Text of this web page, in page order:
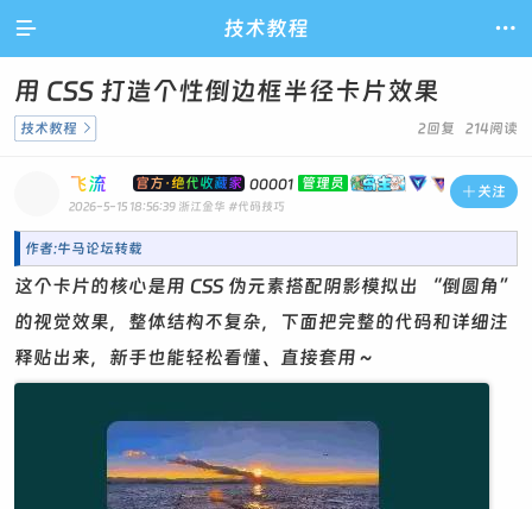
 技术教程 
用 CSS 打造个性倒边框半径卡片效果
2回复 214阅读
技术教程 
 关注
飞流 官方·绝代收藏家 00001 管理员
2026-5-15 18:56:39 浙江金华 #代码技巧
作者:牛马论坛转载
这个卡片的核心是用 CSS 伪元素搭配阴影模拟出 “倒圆角”
的视觉效果，整体结构不复杂，下面把完整的代码和详细注
释贴出来，新手也能轻松看懂、直接套用～